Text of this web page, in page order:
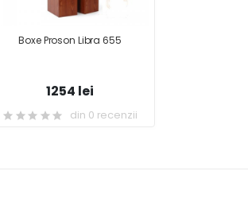
Boxe Proson Libra 655
1254 lei
din 0 recenzii